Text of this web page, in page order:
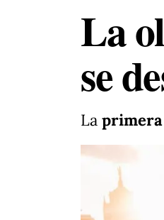
La
se
La primera